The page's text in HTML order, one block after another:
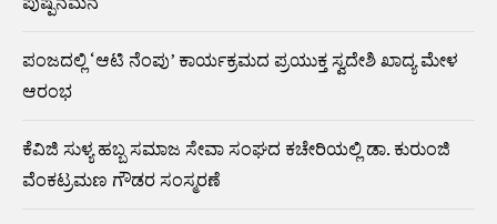
ಪಂಜದಲ್ಲಿ ‘ಆಟಿ ನೆಂಪು’ ಕಾರ್ಯಕ್ರಮದ ಪ್ರಯುಕ್ತ ಸ್ವದೇಶಿ ಖಾದ್ಯ ಮೇಳ
ಆರಂಭ
ಕೆವಿಜಿ ಸುಳ್ಯ ಹಬ್ಬ ಸಮಾಜ ಸೇವಾ ಸಂಘದ ಕಚೇರಿಯಲ್ಲಿ ಡಾ. ಕುರುಂಜಿ
ವೆಂಕಟ್ರಮಣ ಗೌಡರ ಸಂಸ್ಮರಣೆ